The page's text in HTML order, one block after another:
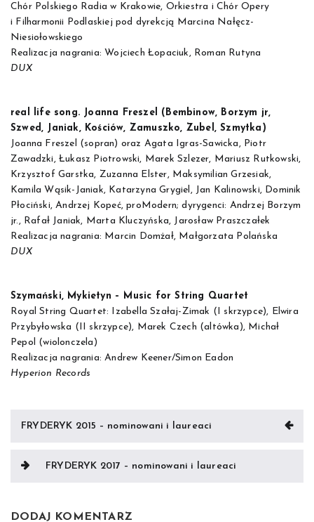
Chór Polskiego Radia w Krakowie, Orkiestra i Chór Opery
i Filharmonii Podlaskiej pod dyrekcją Marcina Nałęcz-
Niesiołowskiego
Realizacja nagrania: Wojciech Łopaciuk, Roman Rutyna
DUX
real life song. Joanna Freszel (Bembinow, Borzym jr,
Szwed, Janiak, Kościów, Zamuszko, Zubel, Szmytka)
Joanna Freszel (sopran) oraz Agata Igras-Sawicka, Piotr
Zawadzki, Łukasz Piotrowski, Marek Szlezer, Mariusz Rutkowski,
Krzysztof Garstka, Zuzanna Elster, Maksymilian Grzesiak,
Kamila Wąsik-Janiak, Katarzyna Grygiel, Jan Kalinowski, Dominik
Płociński, Andrzej Kopeć, proModern; dyrygenci: Andrzej Borzym
jr., Rafał Janiak, Marta Kluczyńska, Jarosław Praszczałek
Realizacja nagrania: Marcin Domżał, Małgorzata Polańska
DUX
Szymański, Mykietyn – Music for String Quartet
Royal String Quartet: Izabella Szałaj-Zimak (I skrzypce), Elwira
Przybyłowska (II skrzypce), Marek Czech (altówka), Michał
Pepol (wiolonczela)
Realizacja nagrania: Andrew Keener/Simon Eadon
Hyperion Records
Nawigacja
FRYDERYK 2015 – nominowani i laureaci
FRYDERYK 2017 – nominowani i laureaci
DODAJ KOMENTARZ